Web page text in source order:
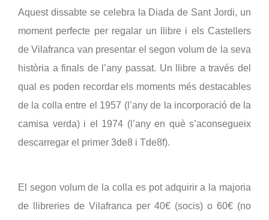
Aquest dissabte se celebra la Diada de Sant Jordi, un
moment perfecte per regalar un llibre i els Castellers
de Vilafranca van presentar el segon volum de la seva
història a finals de l’any passat. Un llibre a través del
qual es poden recordar els moments més destacables
de la colla entre el 1957 (l’any de la incorporació de la
camisa verda) i el 1974 (l’any en què s’aconsegueix
descarregar el primer 3de8 i Tde8f).
El segon volum de la colla es pot adquirir a la majoria
de llibreries de Vilafranca per 40€ (socis) o 60€ (no